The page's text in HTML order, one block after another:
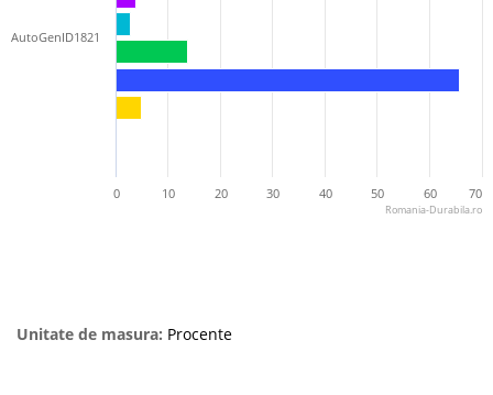
AutoGenID1821
0 10 20 30 40 50 60 70
Romania-Durabila.ro
Unitate de masura: Procente